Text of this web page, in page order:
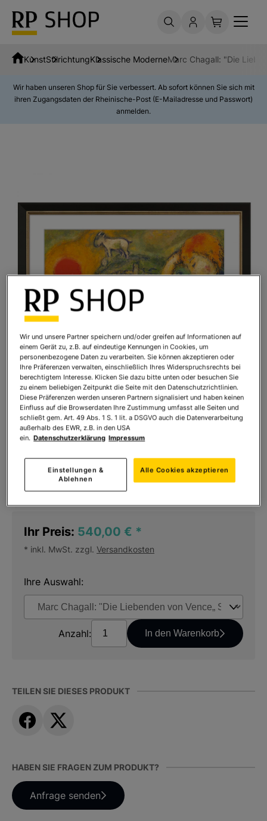
KunstStilrichtungKlassische ModerneMarc Chagall: "Die
Wir haben unseren Shop für Sie verbessert. Ab sofort können Sie sich mit
ihren Zugangsdaten der Rheinische-Post (E-Mailadresse und Passwort)
anmelden.
Marc Chagall: "Die Liebenden von Vence",
946289R1
Sofort lieferbar
Ihr Preis: 540,00 € *
* inkl. MwSt. zzgl. Versandkosten
Ihre Auswahl:
Anzahl: In den Warenkorb
TEILEN SIE DIESES PRODUKT
HABEN SIE FRAGEN ZUM PRODUKT?
Anfrage senden
Wir und unsere Partner speichern und/oder greifen auf Informationen auf
einem Gerät zu, z.B. auf eindeutige Kennungen in Cookies, um
personenbezogene Daten zu verarbeiten. Sie können akzeptieren oder
Ihre Präferenzen verwalten, einschließlich Ihres Widerspruchsrechts bei
berechtigtem Interesse. Klicken Sie dazu bitte unten oder besuchen Sie
zu einem beliebigen Zeitpunkt die Seite mit den Datenschutzrichtlinien.
Diese Präferenzen werden unseren Partnern signalisiert und haben keinen
Einfluss auf die Browserdaten Ihre Zustimmung umfasst alle Seiten und
schließt gem. Art. 49 Abs. 1 S. 1 lit. a DSGVO auch die Datenverarbeitung
außerhalb des EWR, z.B. in den USA
ein. Datenschutzerklärung Impressum
Einstellungen &
Ablehnen
Alle Cookies akzeptieren